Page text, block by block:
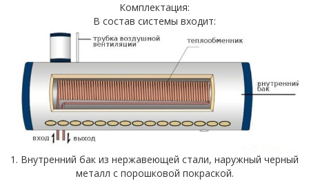
Комплектация:
В состав системы входит:
1. Внутренний бак из нержавеющей стали, наружный черный
металл с порошковой покраской.